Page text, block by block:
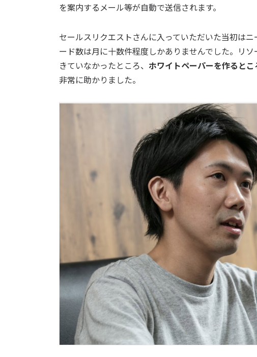
を案内するメール等が自動で送信されます。
セールスリクエストさんに入っていただいた当初は
ード数は月に十数件程度しかありませんでした。リ
きていなかったところ、 ホワイトペーパーを作ると
非常に助かりました。